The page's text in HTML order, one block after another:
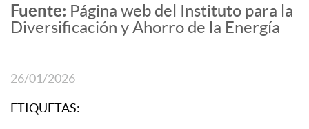
Fuente: Página web del Instituto para la
Diversificación y Ahorro de la Energía
26/01/2026
ETIQUETAS: